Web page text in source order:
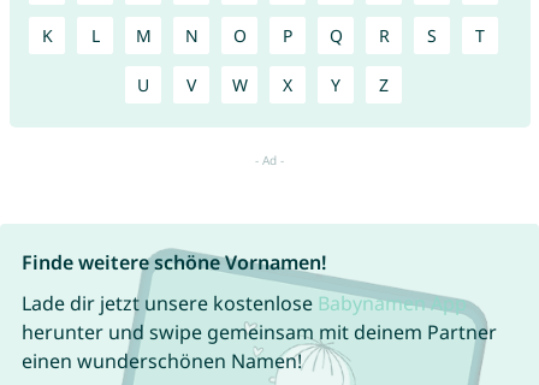
K L M N O P Q R S T
U V W X Y Z
Finde weitere schöne Vornamen!
Lade dir jetzt unsere kostenlose Babynamen App
herunter und swipe gemeinsam mit deinem Partner
einen wunderschönen Namen!